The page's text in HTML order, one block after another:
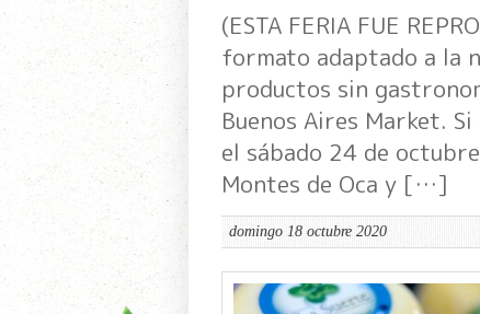
(ESTA FERIA FUE
formato adaptado a la
productos sin
Buenos Aires Market.
el sábado 24 de
Montes de Oca y […]
domingo 18 octubre 2020